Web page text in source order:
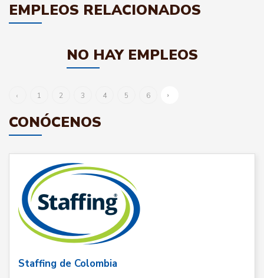
EMPLEOS RELACIONADOS
NO HAY EMPLEOS
‹ 1 2 3 4 5 6 ›
CONÓCENOS
Staffing de Colombia